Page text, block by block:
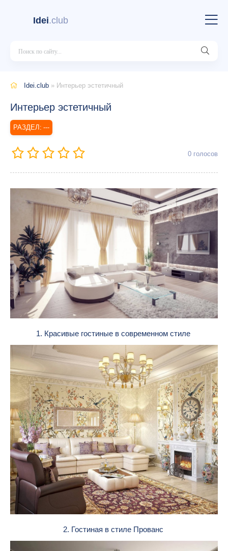
Idei.club
Idei.club » Интерьер эстетичный
Интерьер эстетичный
---
0 голосов
1. Красивые гостиные в современном стиле
2. Гостиная в стиле Прованс